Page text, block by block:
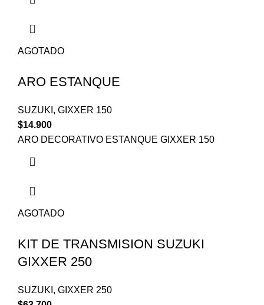
AGOTADO
ARO ESTANQUE
SUZUKI , GIXXER 150
$14.900
ARO DECORATIVO ESTANQUE GIXXER 150
AGOTADO
KIT DE TRANSMISION SUZUKI
GIXXER 250
SUZUKI , GIXXER 250